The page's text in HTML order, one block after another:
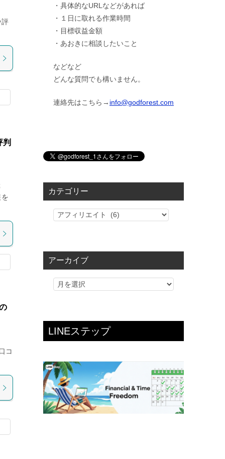
評
判
コ
・具体的なURLなどがあれば
・１日に取れる作業時間
・目標収益金額
・あおきに相談したいこと
などなど
どんな質問でも構いません。
連絡先はこちら→ info@godforest.com
カテゴリー
カ
リ
アーカイブ
LINEステップ